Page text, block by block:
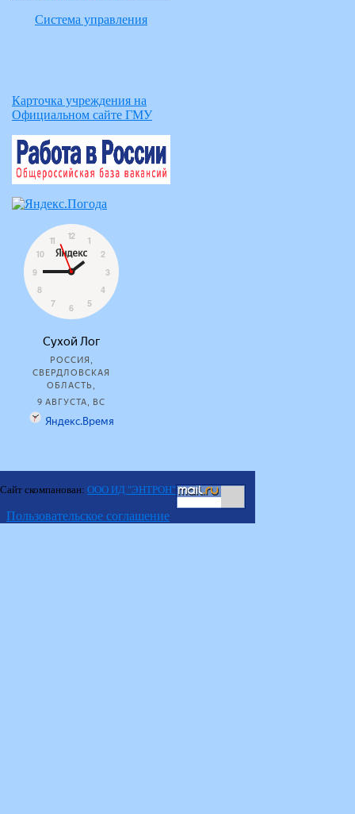
Система управления
Карточка учреждения на
Официальном сайте ГМУ
Сайт скомпанован: ООО ИД "ЭНТРОН"
Пользовательское соглашение